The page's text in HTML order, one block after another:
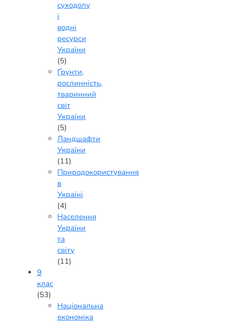
суходолу
і
водні
ресурси
України
(5)
Ґрунти,
рослинність,
тваринний
світ
України
(5)
Ландшафти
України
(11)
Природокористування
в
Україні
(4)
Населення
України
та
світу
(11)
9
клас
(53)
Національна
економіка